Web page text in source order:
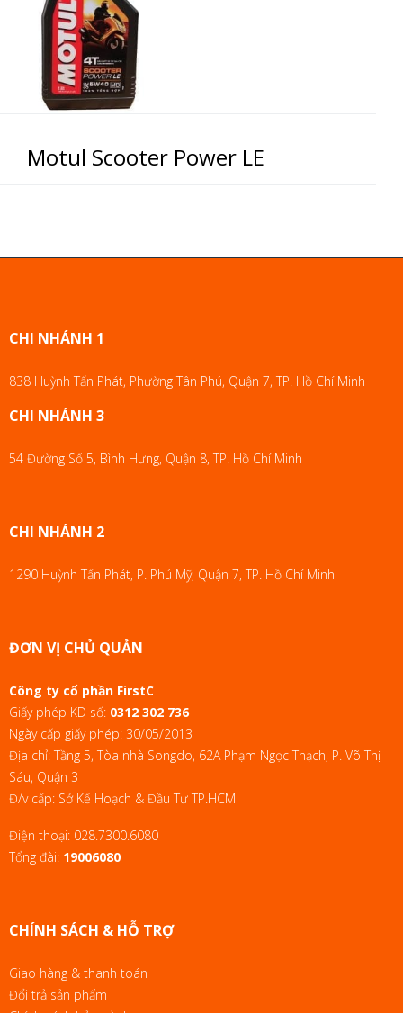
Motul Scooter Power LE
CHI NHÁNH 1
838 Huỳnh Tấn Phát, Phường Tân Phú, Quận 7, TP. Hồ Chí Minh
CHI NHÁNH 3
54 Đường Số 5, Bình Hưng, Quận 8, TP. Hồ Chí Minh
CHI NHÁNH 2
1290 Huỳnh Tấn Phát, P. Phú Mỹ, Quận 7, TP. Hồ Chí Minh
ĐƠN VỊ CHỦ QUẢN
Công ty cổ phần FirstC
Giấy phép KD số: 0312 302 736
Ngày cấp giấy phép: 30/05/2013
Địa chỉ: Tầng 5, Tòa nhà Songdo, 62A Phạm Ngọc Thạch, P. Võ Thị
Sáu, Quận 3
Đ/v cấp: Sở Kế Hoạch & Đầu Tư TP.HCM
Điện thoại: 028.7300.6080
Tổng đài: 19006080
CHÍNH SÁCH & HỖ TRỢ
Giao hàng & thanh toán
Đổi trả sản phẩm